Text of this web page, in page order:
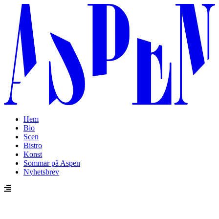
Hem
Bio
Scen
Bistro
Konst
Sommar på Aspen
Nyhetsbrev